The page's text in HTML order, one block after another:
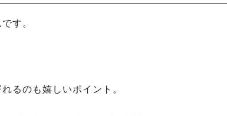
す。
るのも嬉しいポイント。